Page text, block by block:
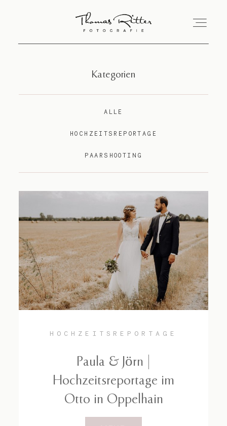
Startseite
Jana & Thomas
Kunden
Kontakt
Kategorien
ALLE
HOCHZEITSREPORTAGE
PAARSHOOTING
HOCHZEITSREPORTAGE
Paula & Jörn |
Hochzeitsreportage im
Otto in Oppelhain